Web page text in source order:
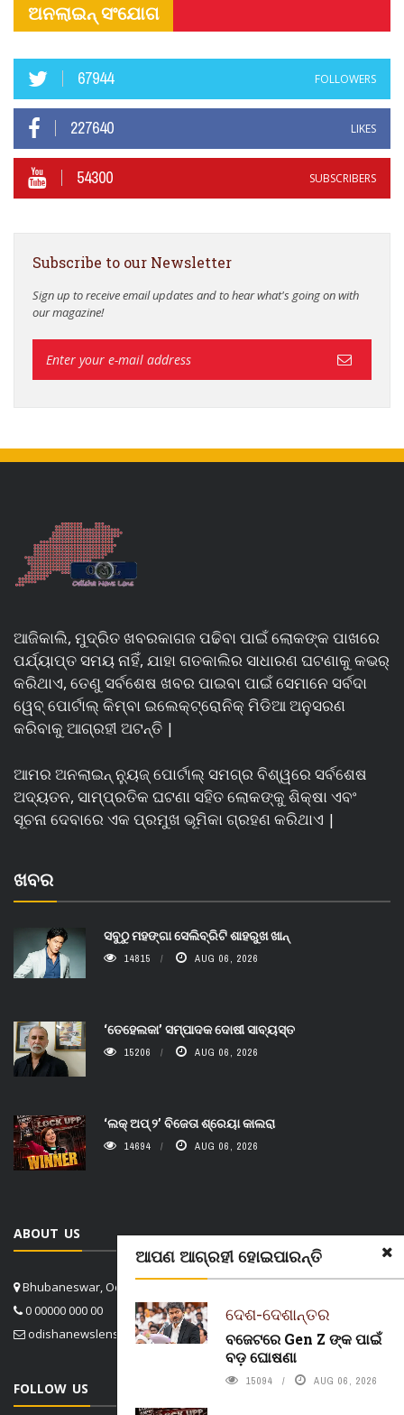
ଆପଣ ଆଗ୍ରହୀ ହୋଇପାରନ୍ତି
ଦେଶ-ଦେଶାନ୍ତର
ବଜେଟରେ Gen Z ଙ୍କ ପାଇଁ
ବଡ଼ ଘୋଷଣା
15094 AUG 06, 2026
ଅନଲାଇନ୍ ସଂଯୋଗ
67944 FOLLOWERS
227640 LIKES
54300 SUBSCRIBERS
Subscribe to our Newsletter
Sign up to receive email updates and to hear what's going on with
our magazine!
ଆଜିକାଲି, ମୁଦ୍ରିତ ଖବରକାଗଜ ପଢିବା ପାଇଁ ଲୋକଙ୍କ ପାଖରେ
ପର୍ଯ୍ୟାପ୍ତ ସମୟ ନାହିଁ, ଯାହା ଗତକାଲିର ସାଧାରଣ ଘଟଣାକୁ କଭର୍
କରିଥାଏ, ତେଣୁ ସର୍ବଶେଷ ଖବର ପାଇବା ପାଇଁ ସେମାନେ ସର୍ବଦା
ୱେବ୍ ପୋର୍ଟାଲ୍ କିମ୍ବା ଇଲେକ୍ଟ୍ରୋନିକ୍ ମିଡିଆ ଅନୁସରଣ
କରିବାକୁ ଆଗ୍ରହୀ ଅଟନ୍ତି |
ଆମର ଅନଲାଇନ୍ ନ୍ୟୁଜ୍ ପୋର୍ଟାଲ୍ ସମଗ୍ର ବିଶ୍ୱରେ ସର୍ବଶେଷ
ଅଦ୍ୟତନ, ସାମ୍ପ୍ରତିକ ଘଟଣା ସହିତ ଲୋକଙ୍କୁ ଶିକ୍ଷା ଏବଂ
ସୂଚନା ଦେବାରେ ଏକ ପ୍ରମୁଖ ଭୂମିକା ଗ୍ରହଣ କରିଥାଏ |
ଖବର
ସବୁଠୁ ମହଙ୍ଗା ସେଲିବ୍ରିଟି ଶାହରୁଖ ଖାନ୍
14815 AUG 06, 2026
‘ତେହେଲକା’ ସମ୍ପାଦକ ଦୋଷୀ ସାବ୍ୟସ୍ତ
15206 AUG 06, 2026
‘ଲକ୍ ଅପ୍ ୨’ ବିଜେତା ଶ୍ରେୟା କାଲରା
14694 AUG 06, 2026
ABOUT US
Bhubaneswar, Odisha, India
0 00000 000 00
odishanewslens@gmail.com
FOLLOW US